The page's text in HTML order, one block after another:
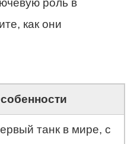
роль в
как они
танк в мире, с